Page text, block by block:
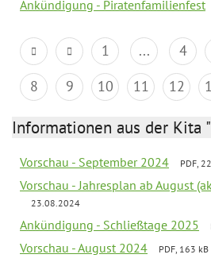
Ankündigung - Piratenfamilienfest
1 ... 4
8
9 10 11 12
Informationen aus der Kita
Vorschau - September 2024 PDF,
Vorschau - Jahresplan ab August
23.08.2024
Ankündigung - Schließtage 2025
Vorschau - August 2024 PDF, 163 kB